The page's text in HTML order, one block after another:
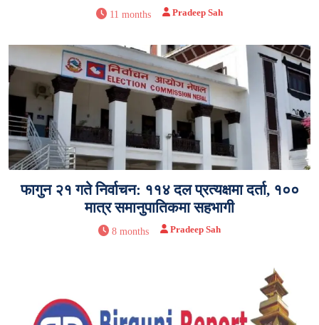
11 months Pradeep Sah
फागुन २१ गते निर्वाचन: ११४ दल प्रत्यक्षमा दर्ता, १००
मात्र समानुपातिकमा सहभागी
8 months Pradeep Sah